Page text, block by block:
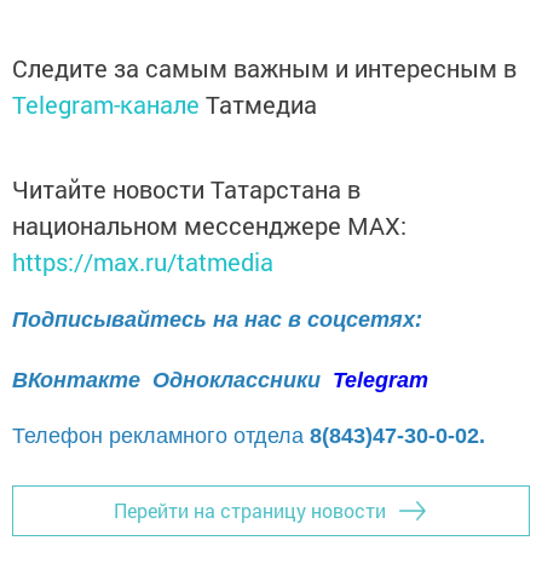
Следите за самым важным и интересным в
Telegram-канале Татмедиа
Читайте новости Татарстана в
национальном мессенджере MАХ:
https://max.ru/tatmedia
Подписывайтесь на нас в соцсетях:
ВКонтакте Одноклассники Telegram
Телефон рекламного отдела 8(843)47-30-0-02.
Перейти на страницу новости